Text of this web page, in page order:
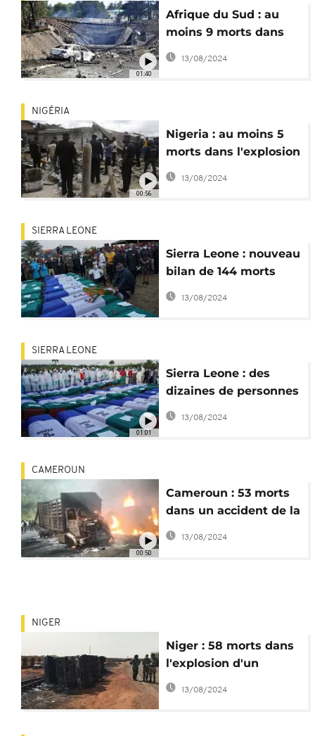
01:40
Afrique du Sud : au
moins 9 morts dans
l'explosion d'un
camion-citerne
13/08/2024
00:56
NIGÉRIA
Nigeria : au moins 5
morts dans l'explosion
d'une bouteille de gaz
13/08/2024
SIERRA LEONE
Sierra Leone : nouveau
bilan de 144 morts
dans l'explosion du
camion-citerne
13/08/2024
01:01
SIERRA LEONE
Sierra Leone : des
dizaines de personnes
enterrées après
13/08/2024
00:50
CAMEROUN
Cameroun : 53 morts
dans un accident de la
circulation
13/08/2024
NIGER
Niger : 58 morts dans
l'explosion d'un
camion-citerne à
Niamey
13/08/2024